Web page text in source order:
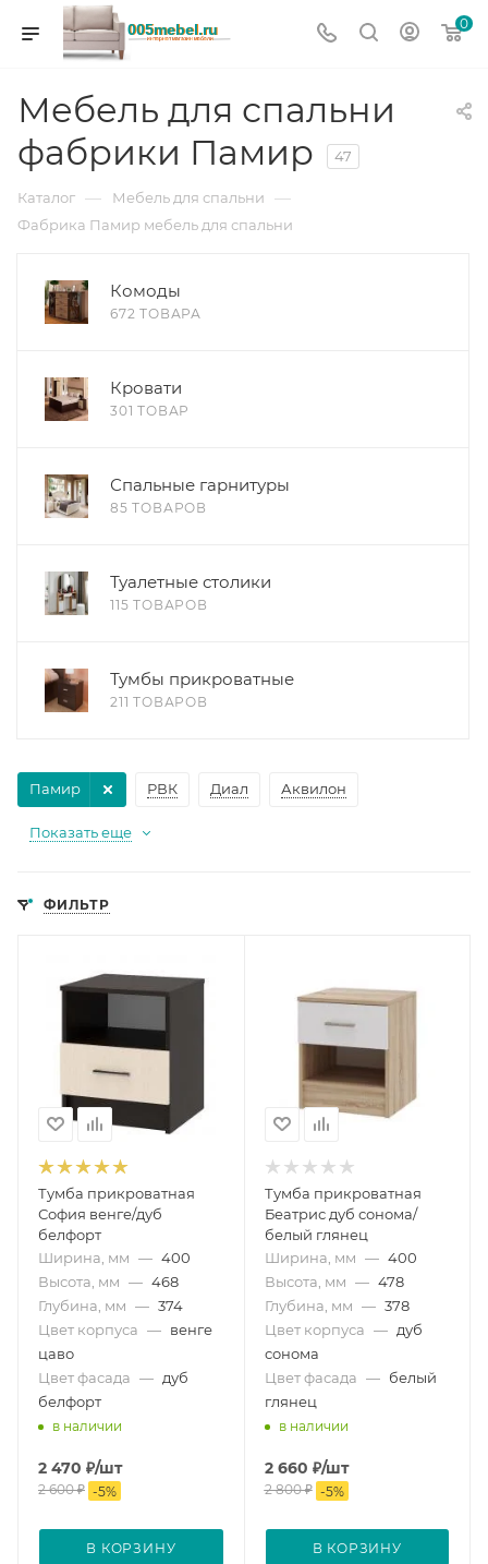
0
Мебель для спальни
фабрики Памир
47
Каталог — Мебель для спальни —
Фабрика Памир мебель для спальни
Комоды
672 ТОВАРА
Кровати
301 ТОВАР
Спальные гарнитуры
85 ТОВАРОВ
Туалетные столики
115 ТОВАРОВ
Тумбы прикроватные
211 ТОВАРОВ
РВК Диал Аквилон
Памир
Показать еще
ФИЛЬТР
Тумба прикроватная
София венге/дуб
белфорт
Ширина, мм — 400
Высота, мм — 468
Глубина, мм — 374
Цвет корпуса — венге
цаво
Цвет фасада — дуб
белфорт
в наличии
2 470 ₽/шт
2 600₽ -5%
В КОРЗИНУ
Тумба прикроватная
Беатрис дуб сонома/
белый глянец
Ширина, мм — 400
Высота, мм — 478
Глубина, мм — 378
Цвет корпуса — дуб
сонома
Цвет фасада — белый
глянец
в наличии
2 660 ₽/шт
2 800₽ -5%
В КОРЗИНУ